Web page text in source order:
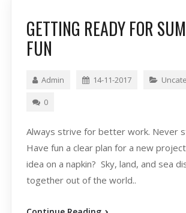
GETTING READY FOR
FUN
Admin 14-11-2017
0
Always strive for better work. Never
Have fun a clear plan for a new
idea on a napkin? Sky, land, and sea
together out of the world..